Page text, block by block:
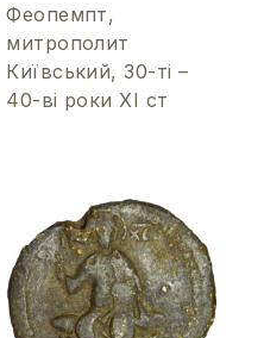
Феопемпт,
митрополит
Київський, 30-ті –
40-ві роки ХІ ст